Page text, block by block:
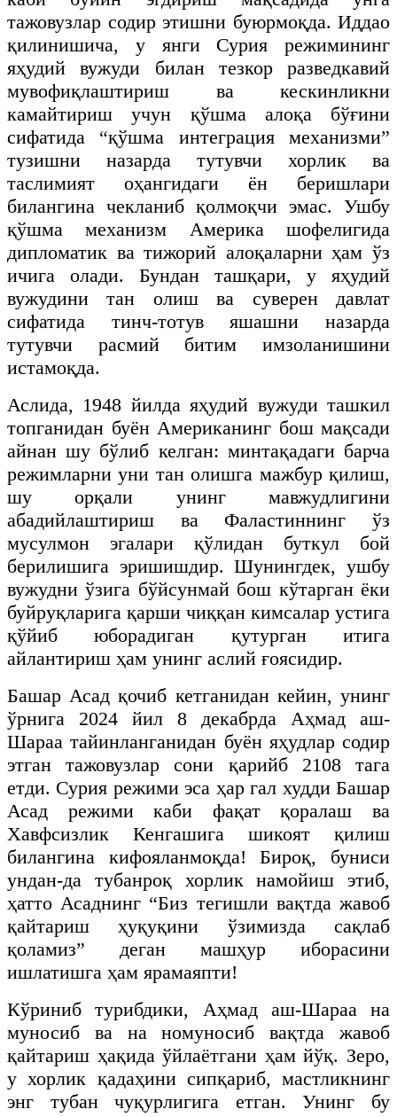
тажовузлар содир этишни буюрмоқда. Иддао
қилинишича, у янги Сурия режимининг
яҳудий вужуди билан тезкор разведкавий
мувофиқлаштириш ва кескинликни
камайтириш учун қўшма алоқа бўғини
сифатида “қўшма интеграция механизми”
тузишни назарда тутувчи хорлик ва
таслимият оҳангидаги ён беришлари
билангина чекланиб қолмоқчи эмас. Ушбу
қўшма механизм Америка шофелигида
дипломатик ва тижорий алоқаларни ҳам ўз
ичига олади. Бундан ташқари, у яҳудий
вужудини тан олиш ва суверен давлат
сифатида тинч-тотув яшашни назарда
тутувчи расмий битим имзоланишини
истамоқда.
Аслида, 1948 йилда яҳудий вужуди ташкил
топганидан буён Американинг бош мақсади
айнан шу бўлиб келган: минтақадаги барча
режимларни уни тан олишга мажбур қилиш,
шу орқали унинг мавжудлигини
абадийлаштириш ва Фаластиннинг ўз
мусулмон эгалари қўлидан буткул бой
берилишига эришишдир. Шунингдек, ушбу
вужудни ўзига бўйсунмай бош кўтарган ёки
буйруқларига қарши чиққан кимсалар устига
қўйиб юборадиган қутурган итига
айлантириш ҳам унинг аслий ғоясидир.
Башар Асад қочиб кетганидан кейин, унинг
ўрнига 2024 йил 8 декабрда Аҳмад аш-
Шараа тайинланганидан буён яҳудлар содир
этган тажовузлар сони қарийб 2108 тага
етди. Сурия режими эса ҳар гал худди Башар
Асад режими каби фақат қоралаш ва
Хавфсизлик Кенгашига шикоят қилиш
билангина кифояланмоқда! Бироқ, буниси
ундан-да тубанроқ хорлик намойиш этиб,
ҳатто Асаднинг “Биз тегишли вақтда жавоб
қайтариш ҳуқуқини ўзимизда сақлаб
қоламиз” деган машҳур иборасини
ишлатишга ҳам ярамаяпти!
Кўриниб турибдики, Аҳмад аш-Шараа на
муносиб ва на номуносиб вақтда жавоб
қайтариш ҳақида ўйлаётгани ҳам йўқ. Зеро,
у хорлик қадаҳини сипқариб, мастликнинг
энг тубан чуқурлигига етган. Унинг бу